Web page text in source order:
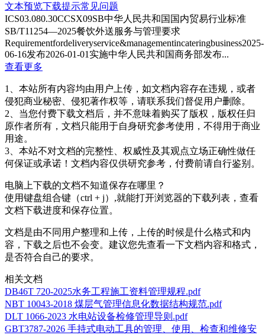
文本预览下载提示常见问题
ICS03.080.30CCSX09SB中华人民共和国国内贸易行业标准
SB/T11254—2025餐饮外送服务与管理要求
Requirementfordeliveryservice&managementincateringbusiness2025-
06-16发布2026-01-01实施中华人民共和国商务部发布...
查看更多
1、本站所有内容均由用户上传，如文档内容存在违规，或者
侵犯商业秘密、侵犯著作权等，请联系我们督促用户删除。
2、当您付费下载文档后，并不意味着购买了版权，版权任归
原作者所有，文档只能用于自身研究参考使用，不得用于商业
用途。
3、本站不对文档的完整性、权威性及其观点立场正确性做任
何保证或承诺！文档内容仅供研究参考，付费前请自行鉴别。
电脑上下载的文档不知道保存在哪里？
使用键盘组合键（ctrl + j）,就能打开浏览器的下载列表，查看
文档下载进度和保存位置。
文档是由不同用户整理和上传，上传的时候是什么格式和内
容，下载之后也不会变。建议您先查看一下文档内容和格式，
是否符合自己的要求。
相关文档
DB46T 720-2025水务工程施工资料管理规程.pdf
NBT 10043-2018 煤层气管理信息化数据结构规范.pdf
DLT 1066-2023 水电站设备检修管理导则.pdf
GBT3787-2026 手持式电动工具的管理、使用、检查和维修安